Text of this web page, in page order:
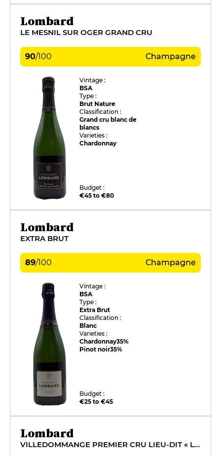
Lombard
LE MESNIL SUR OGER GRAND CRU
90/100 Champagne
Vintage :
BSA
Type :
Brut Nature
Classification :
Grand cru blanc de
blancs
Varieties :
Chardonnay
Budget :
€45 to €80
Lombard
EXTRA BRUT
89/100 Champagne
Vintage :
BSA
Type :
Extra Brut
Classification :
Blanc
Varieties :
Chardonnay35%
Pinot noir35%
Budget :
€25 to €45
Lombard
VILLEDOMMANGE PREMIER CRU LIEU-DIT « LES RIBAUDS »